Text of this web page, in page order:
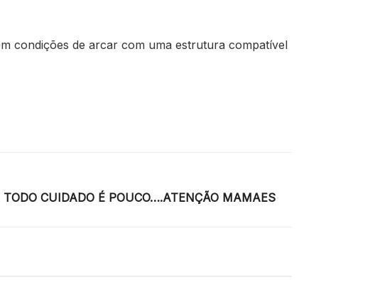
condições de arcar com uma estrutura compatível
CUIDADO É POUCO….ATENÇÃO MAMAES